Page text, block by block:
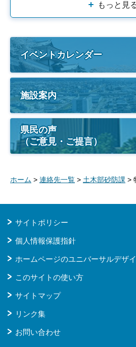
もっと見
イベントカレンダー
施設案内
県民の声
（ご意見・ご提言）
ホーム > 連絡先一覧 > 土木部砂防課 >
サイトポリシー
個人情報保護指針
ホームページのユニバーサルデザ
このサイトの使い方
サイトマップ
リンク集
お問い合わせ